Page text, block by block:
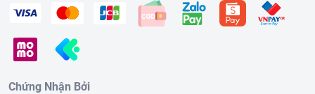
Chứng Nhận Bởi